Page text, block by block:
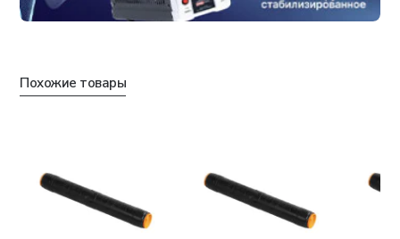
Похожие товары